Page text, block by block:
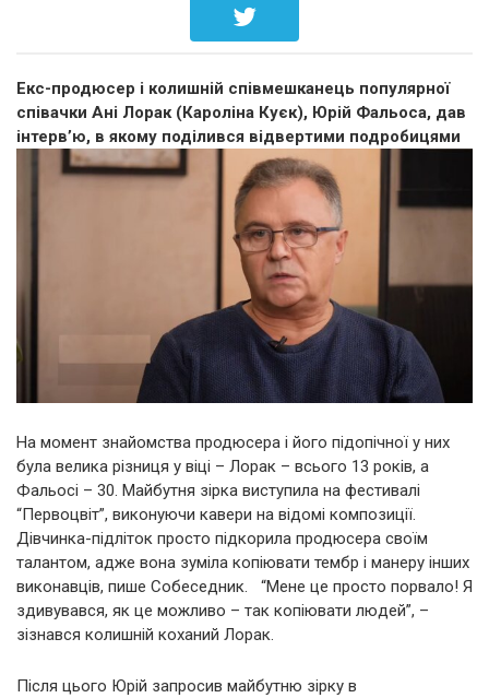
Екс-продюсер і колишній співмешканець популярної
співачки Ані Лорак (Кароліна Куєк), Юрій Фальоса, дав
інтерв’ю, в якому поділився відвертими подробицями
На момент знайомства продюсера і його підопічної у них
була велика різниця у віці – Лорак – всього 13 років, а
Фальосі – 30. Майбутня зірка виступила на фестивалі
“Первоцвіт”, виконуючи кавери на відомі композиції.
Дівчинка-підліток просто підкорила продюсера своїм
талантом, адже вона зуміла копіювати тембр і манеру інших
виконавців, пише Собеседник. “Мене це просто порвало! Я
здивувався, як це можливо – так копіювати людей”, –
зізнався колишній коханий Лорак.
Після цього Юрій запросив майбутню зірку в